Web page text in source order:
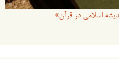
اسلامی در قرآن»